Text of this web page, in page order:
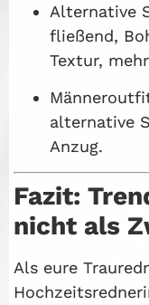
Alternative
fließend,
Textur,
alternative
Anzug.
Fazit:
nicht als
Als eure